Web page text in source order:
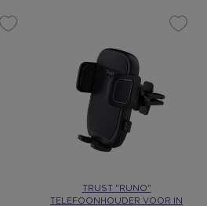
TRUST "RUNO"
TELEFOONHOUDER VOOR IN